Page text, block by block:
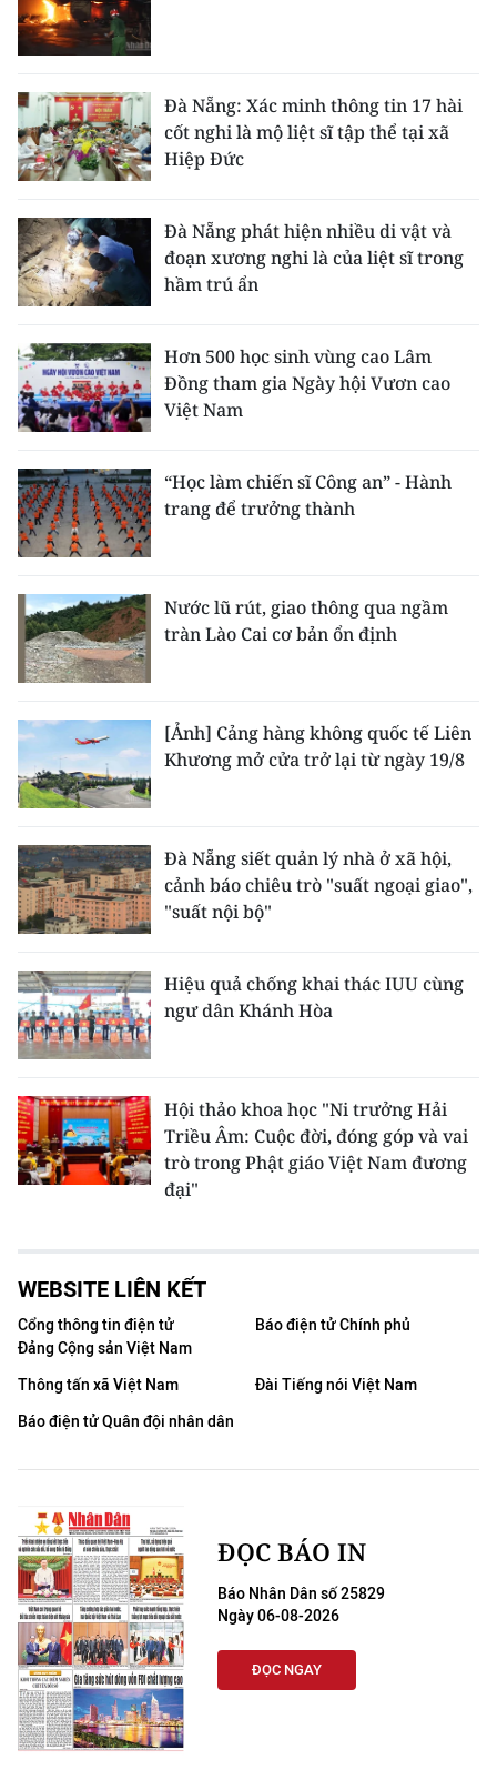
Đà Nẵng: Xác minh thông tin 17 hài
cốt nghi là mộ liệt sĩ tập thể tại xã
Hiệp Đức
Đà Nẵng phát hiện nhiều di vật và
đoạn xương nghi là của liệt sĩ trong
hầm trú ẩn
Hơn 500 học sinh vùng cao Lâm
Đồng tham gia Ngày hội Vươn cao
Việt Nam
“Học làm chiến sĩ Công an” - Hành
trang để trưởng thành
Nước lũ rút, giao thông qua ngầm
tràn Lào Cai cơ bản ổn định
[Ảnh] Cảng hàng không quốc tế Liên
Khương mở cửa trở lại từ ngày 19/8
Đà Nẵng siết quản lý nhà ở xã hội,
cảnh báo chiêu trò "suất ngoại giao",
"suất nội bộ"
Hiệu quả chống khai thác IUU cùng
ngư dân Khánh Hòa
Hội thảo khoa học "Ni trưởng Hải
Triều Âm: Cuộc đời, đóng góp và vai
trò trong Phật giáo Việt Nam đương
đại"
WEBSITE LIÊN KẾT
Cổng thông tin điện tử
Đảng Cộng sản Việt Nam
Báo điện tử Chính phủ
Thông tấn xã Việt Nam
Đài Tiếng nói Việt Nam
Báo điện tử Quân đội nhân dân
ĐỌC BÁO IN
Báo Nhân Dân số 25829
Ngày 06-08-2026
ĐỌC NGAY